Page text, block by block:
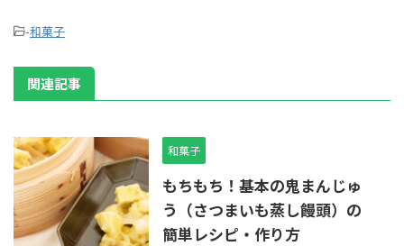
-和菓子
関連記事
和菓子
もちもち！基本の鬼まんじゅ
う（さつまいも蒸し饅頭）の
簡単レシピ・作り方